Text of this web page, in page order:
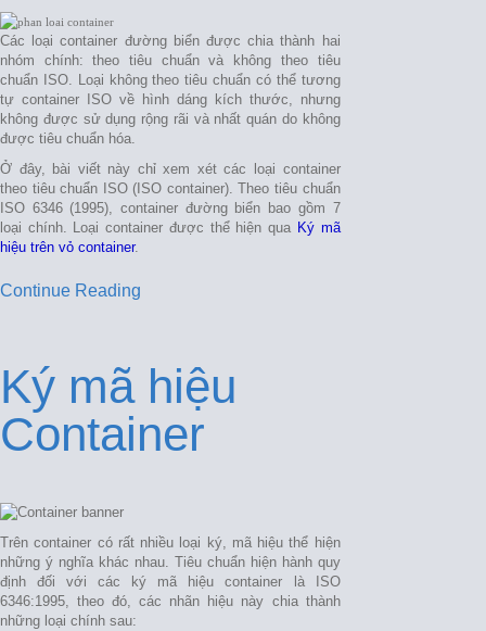
Các loại container đường biển được chia thành hai
nhóm chính: theo tiêu chuẩn và không theo tiêu
chuẩn ISO. Loại không theo tiêu chuẩn có thể tương
tự container ISO về hình dáng kích thước, nhưng
không được sử dụng rộng rãi và nhất quán do không
được tiêu chuẩn hóa.
Ở đây, bài viết này chỉ xem xét các loại container
theo tiêu chuẩn ISO (ISO container). Theo tiêu chuẩn
ISO 6346 (1995), container đường biển bao gồm 7
loại chính. Loại container được thể hiện qua Ký mã
hiệu trên vỏ container.
Continue Reading
Ký mã hiệu
Container
Trên container có rất nhiều loại ký, mã hiệu thể hiện
những ý nghĩa khác nhau. Tiêu chuẩn hiện hành quy
định đối với các ký mã hiệu container là ISO
6346:1995, theo đó, các nhãn hiệu này chia thành
những loại chính sau: